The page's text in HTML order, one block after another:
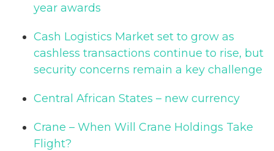
year awards
Cash Logistics Market set to grow as
cashless transactions continue to rise, but
security concerns remain a key challenge
Central African States – new currency
Crane – When Will Crane Holdings Take
Flight?